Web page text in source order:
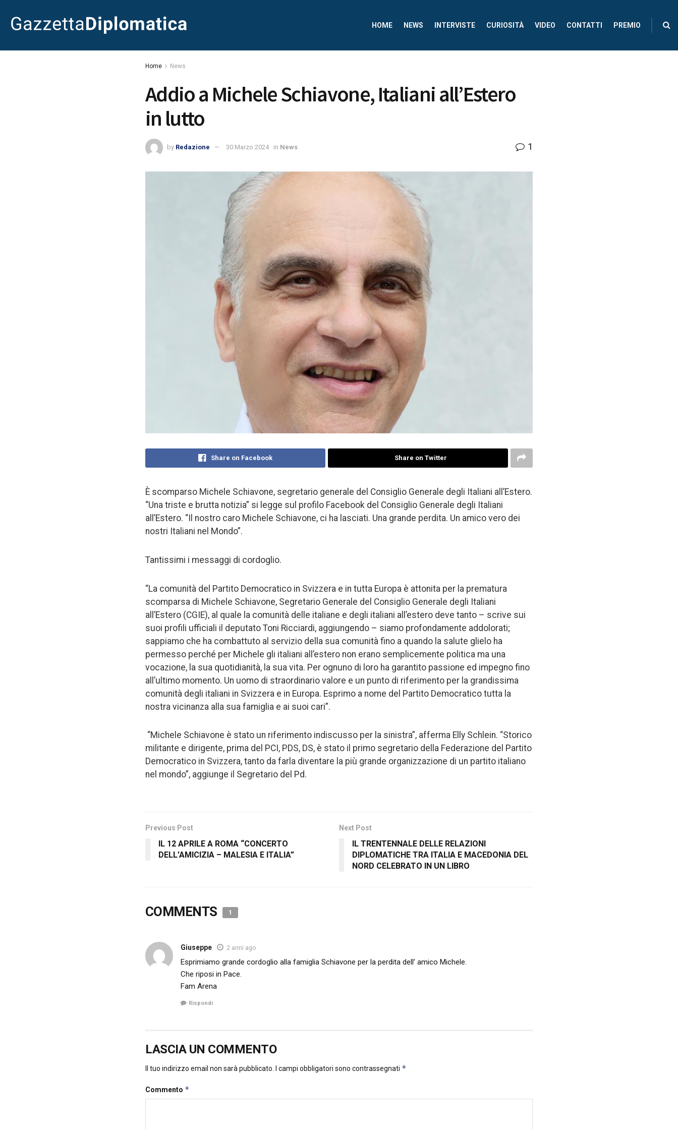
HOME NEWS INTERVISTE CURIOSITÀ VIDEO CONTATTI PREMIO
Home News
Addio a Michele Schiavone, Italiani all’Estero
in lutto
by Redazione 30 Marzo 2024 in News 1
Share on Facebook Share on Twitter
È scomparso Michele Schiavone, segretario generale del Consiglio Generale degli Italiani all’Estero.
“Una triste e brutta notizia” si legge sul profilo Facebook del Consiglio Generale degli Italiani
all’Estero. “Il nostro caro Michele Schiavone, ci ha lasciati. Una grande perdita. Un amico vero dei
nostri Italiani nel Mondo”.
Tantissimi i messaggi di cordoglio.
“La comunità del Partito Democratico in Svizzera e in tutta Europa è attonita per la prematura
scomparsa di Michele Schiavone, Segretario Generale del Consiglio Generale degli Italiani
all’Estero (CGIE), al quale la comunità delle italiane e degli italiani all’estero deve tanto – scrive sui
suoi profili ufficiali il deputato Toni Ricciardi, aggiungendo – siamo profondamente addolorati;
sappiamo che ha combattuto al servizio della sua comunità fino a quando la salute glielo ha
permesso perché per Michele gli italiani all’estero non erano semplicemente politica ma una
vocazione, la sua quotidianità, la sua vita. Per ognuno di loro ha garantito passione ed impegno fino
all’ultimo momento. Un uomo di straordinario valore e un punto di riferimento per la grandissima
comunità degli italiani in Svizzera e in Europa. Esprimo a nome del Partito Democratico tutta la
nostra vicinanza alla sua famiglia e ai suoi cari”.
“Michele Schiavone è stato un riferimento indiscusso per la sinistra”, afferma Elly Schlein. “Storico
militante e dirigente, prima del PCI, PDS, DS, è stato il primo segretario della Federazione del Partito
Democratico in Svizzera, tanto da farla diventare la più grande organizzazione di un partito italiano
nel mondo”, aggiunge il Segretario del Pd.
Previous Post
IL 12 APRILE A ROMA “CONCERTO
DELL’AMICIZIA – MALESIA E ITALIA”
Next Post
IL TRENTENNALE DELLE RELAZIONI
DIPLOMATICHE TRA ITALIA E MACEDONIA DEL
NORD CELEBRATO IN UN LIBRO
COMMENTS 1
Giuseppe 2 anni ago
Esprimiamo grande cordoglio alla famiglia Schiavone per la perdita dell’ amico Michele.
Che riposi in Pace.
Fam Arena
Rispondi
LASCIA UN COMMENTO
Il tuo indirizzo email non sarà pubblicato. I campi obbligatori sono contrassegnati *
Commento *